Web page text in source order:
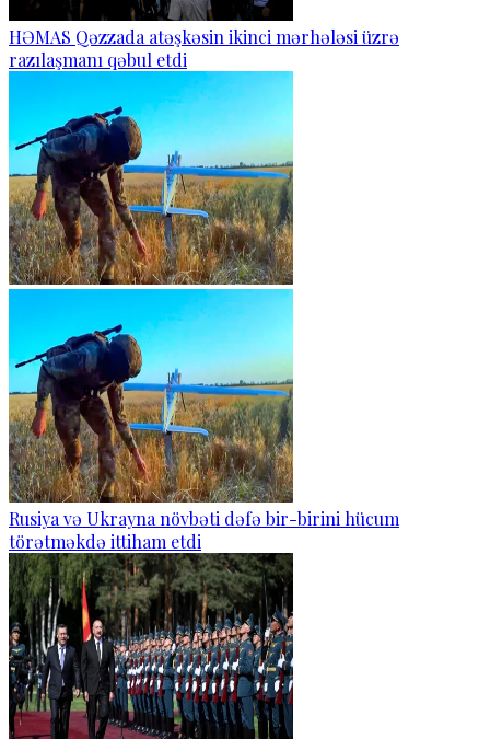
HƏMAS Qəzzada atəşkəsin ikinci mərhələsi üzrə
razılaşmanı qəbul etdi
Rusiya və Ukrayna növbəti dəfə bir-birini hücum
törətməkdə ittiham etdi